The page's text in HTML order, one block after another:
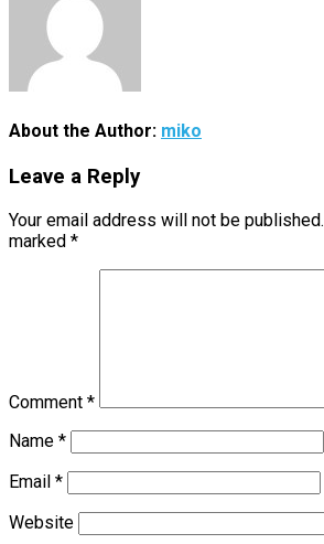
About the Author: miko
Leave a Reply
Your email address will not be published.
marked *
Comment *
Name *
Email *
Website